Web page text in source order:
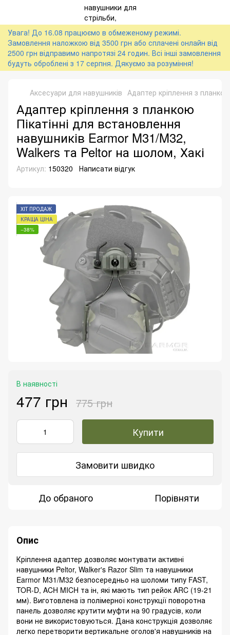
Увага! До 16.08 працюємо в обмеженому режимі.
Замовлення наложкою від 3500 грн або сплачені онлайн від
2500 грн відправимо напротязі 24 годин. Всі інші замовлення
будуть оброблені з 17 серпня. Дякуємо за розуміння!
Аксесуари для навушників Адаптер кріплення з
Адаптер кріплення з планкою
Пікатінні для встановлення
навушників Earmor M31/M32,
Walkers та Peltor на шолом, Хакі
Артикул: 150320 Написати відгук
ХІТ ПРОДАЖ
КРАЩА ЦІНА
−38%
В наявності
477 грн 775 грн
Купити
Замовити швидко
До обраного Порівняти
Опис
Кріплення адаптер дозволяє монтувати активні
навушники Peltor, Walker's Razor Slim та навушники
Earmor M31/M32 безпосередньо на шоломи типу FAST,
TOR-D, ACH MICH та ін, які мають тип рейок ARC (19-21
мм). Виготовлена ​​із полімерної конструкції поворотна
панель дозволяє крутити муфти на 90 градусів, коли
вони не використовуються. Дана конструкція дозволяє
легко перетворити вертикальне оголов'я навушників на